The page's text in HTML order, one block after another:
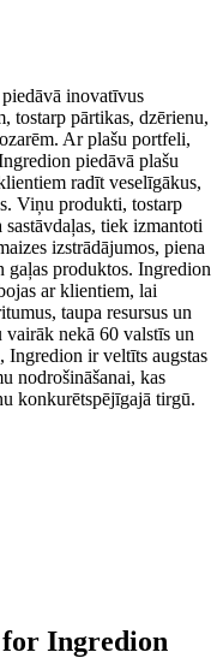
inovatīvus
tostarp pārtikas, dzērienu,
Ar plašu portfeli,
piedāvā plašu
radīt veselīgākus,
Viņu produkti, tostarp
tiek izmantoti
izstrādājumos, piena
gaļas produktos. Ingredion
ar klientiem, lai
taupa resursus un
nekā 60 valstīs un
Ingredion ir veltīts augstas
nodrošināšanai, kas
konkurētspējīgajā tirgū.
Ingredion